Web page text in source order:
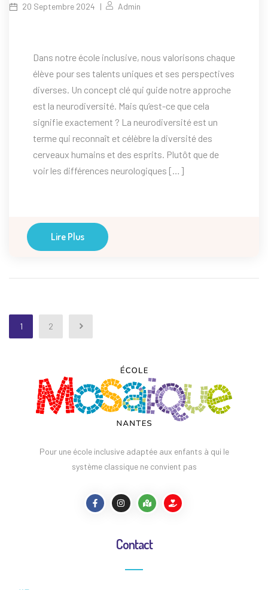
20 Septembre 2024
Admin
Dans notre école inclusive, nous valorisons chaque
élève pour ses talents uniques et ses perspectives
diverses. Un concept clé qui guide notre approche
est la neurodiversité. Mais qu’est-ce que cela
signifie exactement ? La neurodiversité est un
terme qui reconnaît et célèbre la diversité des
cerveaux humains et des esprits. Plutôt que de
voir les différences neurologiques […]
Lire Plus
1 2
Pour une école inclusive adaptée aux enfants à qui le
système classique ne convient pas
Contact